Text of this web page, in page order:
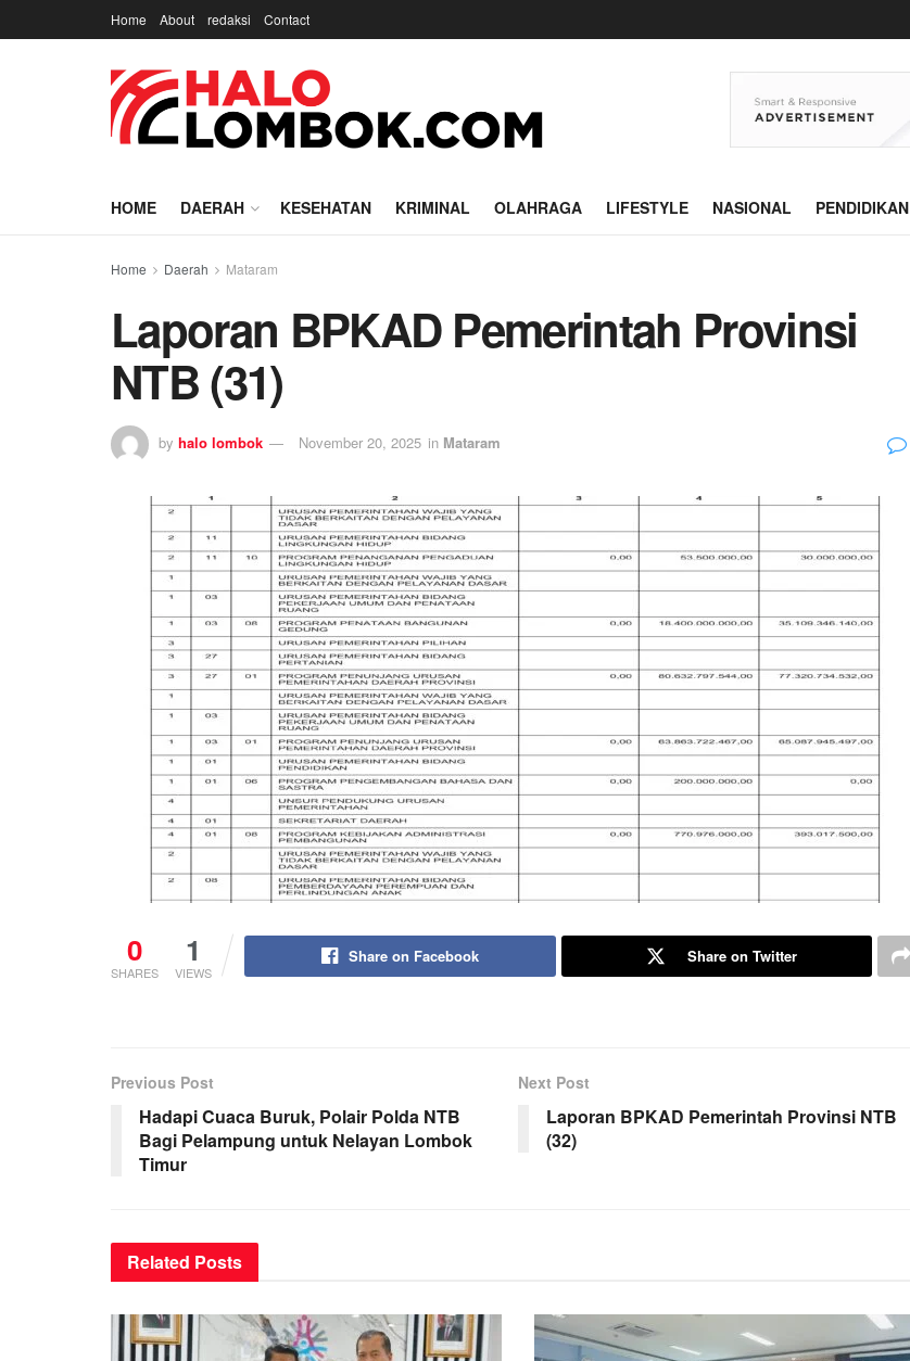
Home About redaksi Contact
HOME DAERAH KESEHATAN KRIMINAL OLAHRAGA LIFESTYLE NASIONAL PENDIDIKAN
Home Daerah Mataram
Laporan BPKAD Pemerintah Provinsi
NTB (31)
by halo lombok November 20, 2025 in Mataram
0
SHARES
1
VIEWS
Share on Facebook Share on Twitter
Previous Post
Hadapi Cuaca Buruk, Polair Polda NTB
Bagi Pelampung untuk Nelayan Lombok
Timur
Next Post
Laporan BPKAD Pemerintah Provinsi NTB
(32)
Related Posts